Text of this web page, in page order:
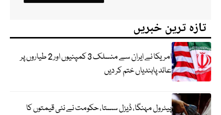
تازہ ترین خبریں
امریکا نے ایران سے منسلک 3 کمپنیوں اور 2 طیاروں پر
عائد پابندیاں ختم کر دیں
پیٹرول مہنگا، ڈیزل سستا، حکومت نے نئی قیمتوں کا